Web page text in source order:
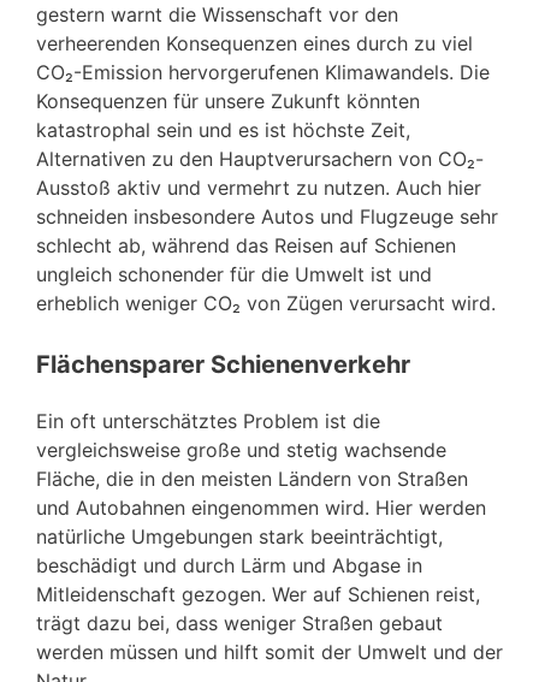
gestern warnt die Wissenschaft vor den
verheerenden Konsequenzen eines durch zu viel
CO₂-Emission hervorgerufenen Klimawandels. Die
Konsequenzen für unsere Zukunft könnten
katastrophal sein und es ist höchste Zeit,
Alternativen zu den Hauptverursachern von CO₂-
Ausstoß aktiv und vermehrt zu nutzen. Auch hier
schneiden insbesondere Autos und Flugzeuge sehr
schlecht ab, während das Reisen auf Schienen
ungleich schonender für die Umwelt ist und
erheblich weniger CO₂ von Zügen verursacht wird.
Flächensparer Schienenverkehr
Ein oft unterschätztes Problem ist die
vergleichsweise große und stetig wachsende
Fläche, die in den meisten Ländern von Straßen
und Autobahnen eingenommen wird. Hier werden
natürliche Umgebungen stark beeinträchtigt,
beschädigt und durch Lärm und Abgase in
Mitleidenschaft gezogen. Wer auf Schienen reist,
trägt dazu bei, dass weniger Straßen gebaut
werden müssen und hilft somit der Umwelt und der